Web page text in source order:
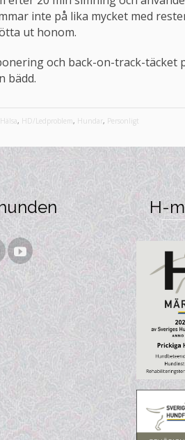
inte på lika mycket med
ut honom.
och back-on-track-täcket
bädd.
Hälsa, HD/Ledproblem, Hundar, Personligt
H-